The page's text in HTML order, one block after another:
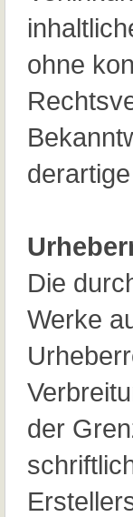
ohne
Die
Werke
der